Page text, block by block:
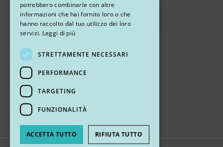
Ci trovi
potrebbero combinarle con altre
informazioni che hai fornito loro o che
hanno raccolto dal tuo utilizzo dei loro
servizi. Leggi di più
STRETTAMENTE NECESSARI
PERFORMANCE
TARGETING
FUNZIONALITÀ
ACCETTA TUTTO RIFIUTA TUTTO